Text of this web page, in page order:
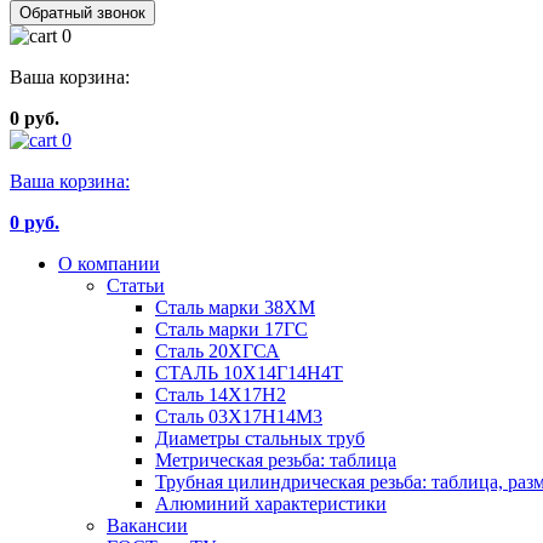
Обратный звонок
0
Ваша корзина:
0 руб.
0
Ваша корзина:
0 руб.
О компании
Статьи
Сталь марки 38ХМ
Сталь марки 17ГС
Сталь 20ХГСА
СТАЛЬ 10Х14Г14Н4Т
Сталь 14Х17Н2
Сталь 03Х17Н14М3
Диаметры стальных труб
Метрическая резьба: таблица
Трубная цилиндрическая резьба: таблица,
Алюминий характеристики
Вакансии